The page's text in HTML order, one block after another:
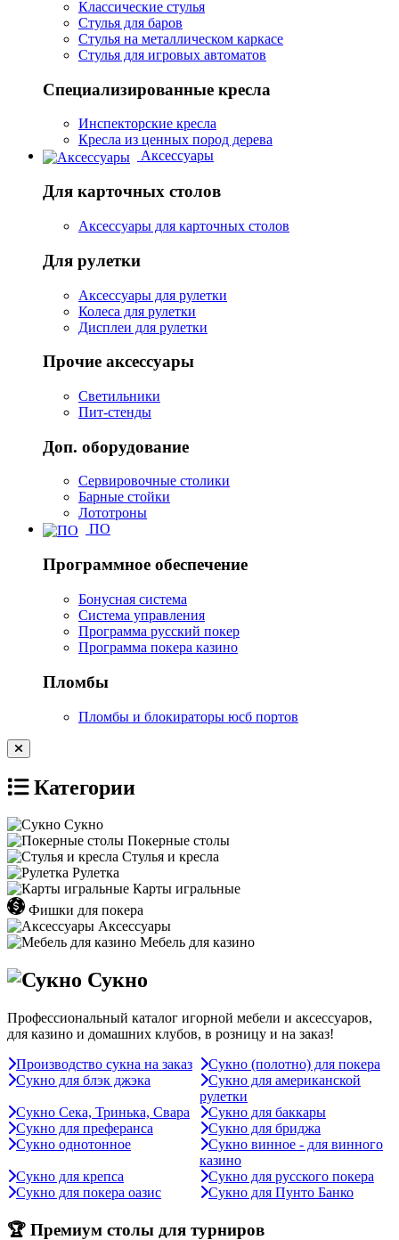
Классические стулья
Стулья для баров
Стулья на металлическом каркасе
Стулья для игровых автоматов
Специализированные кресла
Инспекторские кресла
Кресла из ценных пород дерева
Аксессуары
Для карточных столов
Аксессуары для карточных столов
Для рулетки
Аксессуары для рулетки
Колеса для рулетки
Дисплеи для рулетки
Прочие аксессуары
Светильники
Пит-стенды
Доп. оборудование
Сервировочные столики
Барные стойки
Лототроны
ПО
Программное обеспечение
Бонусная система
Система управления
Программа русский покер
Программа покера казино
Пломбы
Пломбы и блокираторы юсб портов
Категории
Сукно
Покерные столы
Стулья и кресла
Рулетка
Карты игральные
Фишки для покера
Аксессуары
Мебель для казино
Сукно
Профессиональный каталог игорной мебели и аксессуаров,
для казино и домашних клубов, в розницу и на заказ!
Производство сукна на заказ
Сукно (полотно) для покера
Сукно для блэк джэка
Сукно для американской
рулетки
Сукно Сека, Тринька, Свара
Сукно для баккары
Сукно для преферанса
Сукно для бриджа
Сукно однотонное
Сукно винное - для винного
казино
Сукно для крепса
Сукно для русского покера
Сукно для покера оазис
Сукно для Пунто Банко
🏆 Премиум столы для турниров